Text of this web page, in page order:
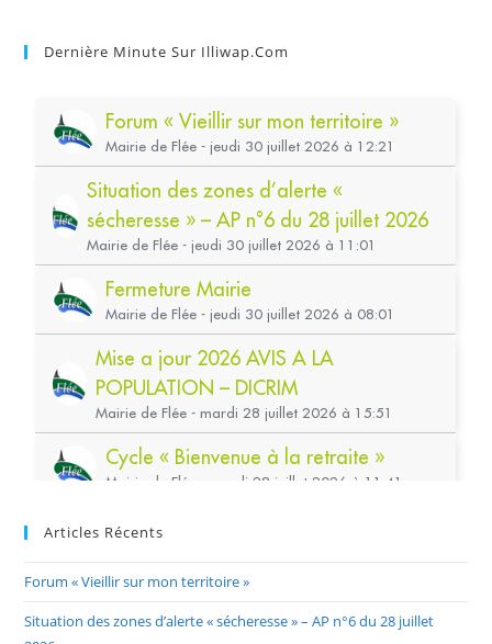
Dernière Minute Sur Illiwap.com
Articles Récents
Forum « Vieillir sur mon territoire »
Situation des zones d’alerte « sécheresse » – AP n°6 du 28 juillet